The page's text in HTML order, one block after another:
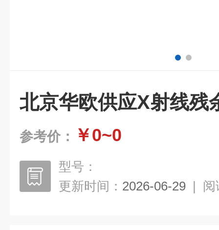
北京华欧供应X射线残
参考价： ￥0~0
型号：
更新时间： 2026-06-29 | 阅